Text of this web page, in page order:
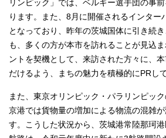
リンピック」では、ベルギー選手団の事
ります。また、8月に開催されるインター
となっており、昨年の茨城国体に引き続
も、多くの方が本市を訪れることが見込
ントを契機として、来訪された方々に、
だけるよう、まちの魅力を積極的にPRし
また、東京オリンピック・パラリンピッ
京港では貨物量の増加による物流の混雑
す。こうした状況から、茨城港常陸那珂